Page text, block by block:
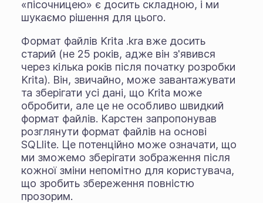
«пісочницею» є досить складною, і ми
шукаємо рішення для цього.
Формат файлів Krita .kra вже досить
старий (не 25 років, адже він з'явився
через кілька років після початку розробки
Krita). Він, звичайно, може завантажувати
та зберігати усі дані, що Krita може
обробити, але це не особливо швидкий
формат файлів. Карстен запропонував
розглянути формат файлів на основі
SQLlite. Це потенційно може означати, що
ми зможемо зберігати зображення після
кожної зміни непомітно для користувача,
що зробить збереження повністю
прозорим.